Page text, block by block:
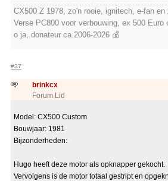
CX500 Z 1978, zo'n rooie, ignitech, e-fan en
Verse PC800 voor verbouwing, ex 500 Euro
o ja, donateur ca.2006-2026 💰
#37
brinkcx
Forum Lid
Model: CX500 Custom
Bouwjaar: 1981
Bijzonderheden:
Hugo heeft deze motor als opknapper gekocht.
Vervolgens is de motor totaal gestript en